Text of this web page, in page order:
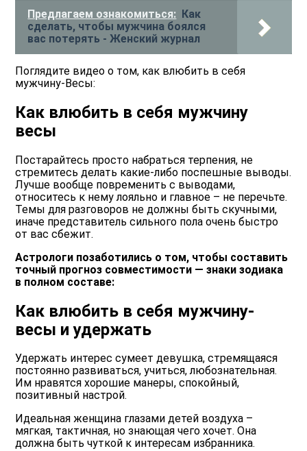
Предлагаем ознакомиться: Как
сделать, чтобы мужчина боялся
вас потерять - Женский журнал
Поглядите видео о том, как влюбить в себя
мужчину-Весы:
Как влюбить в себя мужчину
весы
Постарайтесь просто набраться терпения, не
стремитесь делать какие-либо поспешные выводы.
Лучше вообще повременить с выводами,
относитесь к нему лояльно и главное – не перечьте.
Темы для разговоров не должны быть скучными,
иначе представитель сильного пола очень быстро
от вас сбежит.
Астрологи позаботились о том, чтобы составить
точный прогноз совместимости — знаки зодиака
в полном составе:
Как влюбить в себя мужчину-
весы и удержать
Удержать интерес сумеет девушка, стремящаяся
постоянно развиваться, учиться, любознательная.
Им нравятся хорошие манеры, спокойный,
позитивный настрой.
Идеальная женщина глазами детей воздуха –
мягкая, тактичная, но знающая чего хочет. Она
должна быть чуткой к интересам избранника.